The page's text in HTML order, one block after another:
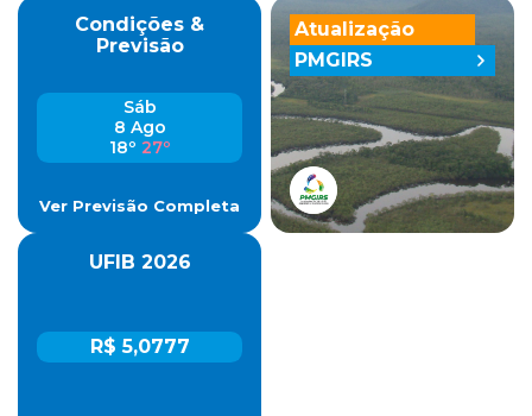
Condições &
Previsão
Sáb
8 Ago
18º 27º
Ver Previsão Completa
UFIB 2026
R$ 5,0777
Atualização
PMGIRS